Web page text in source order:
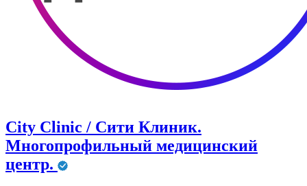
City Clinic / Сити Клиник.
Многопрофильный медицинский
центр.